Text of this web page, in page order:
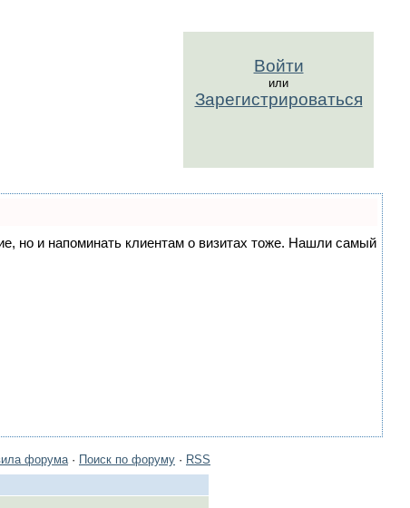
Войти
или
Зарегистрироваться
но и напоминать клиентам о визитах тоже. Нашли самый
форума· Поиск по форуму · RSS